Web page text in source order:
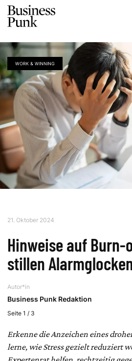
WORK & WINNING
21. Oktober 2024
Hinweise auf Burn-
stillen
Autor*in
Business Punk Redaktion
Seite 1 / 3
Erkenne die Anzeichen eines
lerne, wie Stress gezielt reduziert